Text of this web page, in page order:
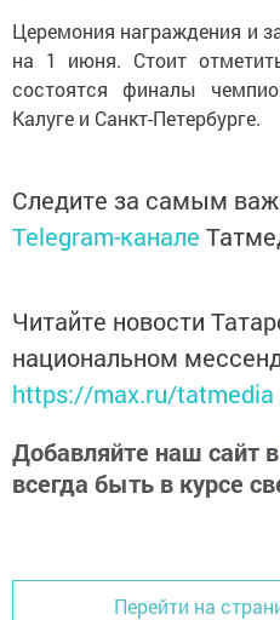
Церемония награждения и
на 1 июня. Стоит
состоятся финалы
Калуге и Санкт-Петербурге.
Следите за самым
Telegram-канале
Читайте новости
национальном
https://max.ru/tatmedia
Добавляйте наш сайт в
всегда быть в курсе
Перейти на